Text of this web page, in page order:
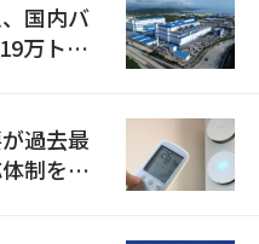
国内バ
万トン
過去最
制を点